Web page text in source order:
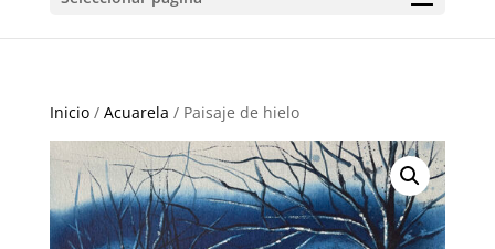
Inicio/ Acuarela / Paisaje de hielo